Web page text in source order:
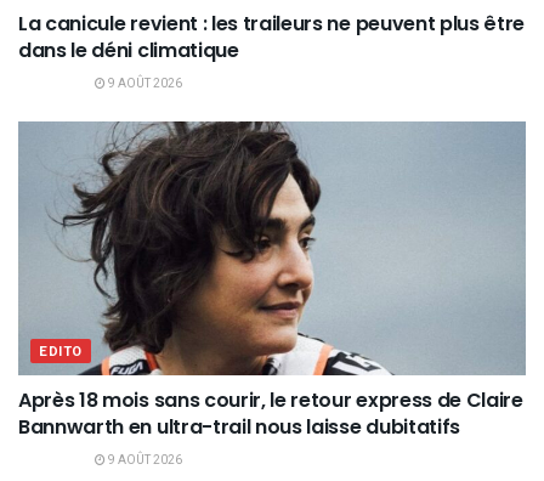
La canicule revient : les traileurs ne peuvent plus être
dans le déni climatique
9 AOÛT 2026
EDITO
Après 18 mois sans courir, le retour express de Claire
Bannwarth en ultra-trail nous laisse dubitatifs
9 AOÛT 2026